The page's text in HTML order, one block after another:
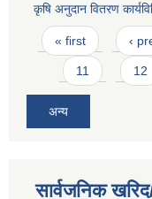
कृषि अनुदान वितरण
Pages
« first ‹
11 12
अन्य
सार्वजनिक